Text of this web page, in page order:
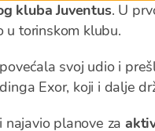
kluba Juventus. U
u torinskom klubu.
svoj udio i
Exor, koji i dalje
planove za